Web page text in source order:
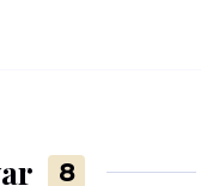
8